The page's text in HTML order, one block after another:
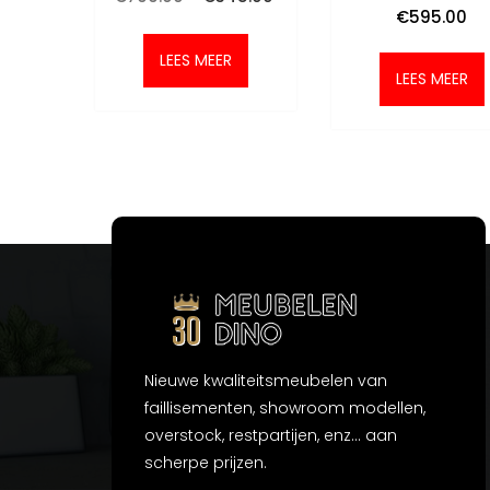
was:
€799.00.
LEES MEER
€595.00
LEES MEER
Nieuwe kwaliteitsmeubelen van
faillisementen, showroom modellen,
overstock, restpartijen, enz... aan
scherpe prijzen.